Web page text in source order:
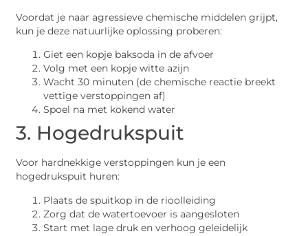
Voordat je naar agressieve chemische middelen grijpt,
kun je deze natuurlijke oplossing proberen:
Giet een kopje baksoda in de afvoer
Volg met een kopje witte azijn
Wacht 30 minuten (de chemische reactie breekt
vettige verstoppingen af)
Spoel na met kokend water
3. Hogedrukspuit
Voor hardnekkige verstoppingen kun je een
hogedrukspuit huren:
Plaats de spuitkop in de rioolleiding
Zorg dat de watertoevoer is aangesloten
Start met lage druk en verhoog geleidelijk